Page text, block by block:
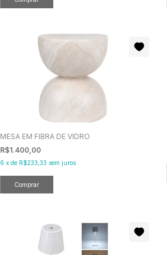
MESA EM FIBRA DE VIDRO
R$1.400,00
6 xde R$233,33 sem juros